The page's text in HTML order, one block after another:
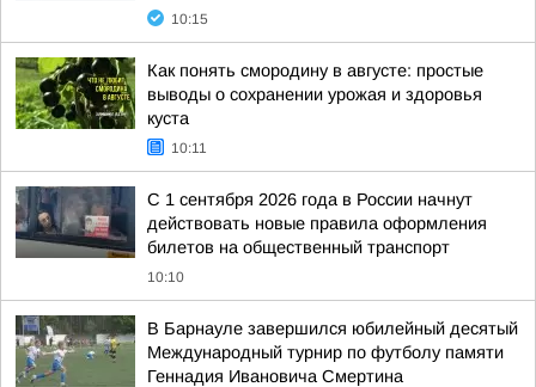
10:15
Как понять смородину в августе: простые
выводы о сохранении урожая и здоровья
куста
10:11
С 1 сентября 2026 года в России начнут
действовать новые правила оформления
билетов на общественный транспорт
10:10
В Барнауле завершился юбилейный десятый
Международный турнир по футболу памяти
Геннадия Ивановича Смертина